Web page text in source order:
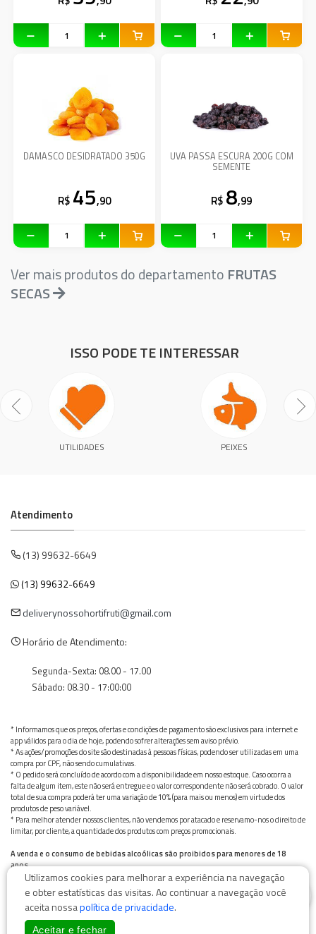
DAMASCO DESIDRATADO 350G
R$ 45,90
UVA PASSA ESCURA 200G COM
SEMENTE
R$ 8,99
Ver mais produtos do departamento FRUTAS
SECAS
ISSO PODE TE INTERESSAR
UTILIDADES PEIXES
Atendimento
(13) 99632-6649
(13) 99632-6649
deliverynossohortifruti@gmail.com
Horário de Atendimento:
Segunda-Sexta: 08.00 - 17.00
Sábado: 08.30 - 17:00:00
* Informamos que os preços, ofertas e condições de pagamento são exclusivos para internet e
app válidos para o dia de hoje, podendo sofrer alterações sem aviso prévio.
* As ações/promoções do site são destinadas à pessoas físicas, podendo ser utilizadas em uma
compra por CPF, não sendo cumulativas.
* O pedido será concluído de acordo com a disponibilidade em nosso estoque. Caso ocorra a
falta de algum item, este não será entregue e o valor correspondente não será cobrado. O valor
total de sua compra poderá ter uma variação de 10% (para mais ou menos) em virtude dos
produtos de peso variável.
* Para melhor atender nossos clientes, não vendemos por atacado e reservamo-nos o direito de
limitar, por cliente, a quantidade dos produtos com preços promocionais.
A venda e o consumo de bebidas alcoólicas são proibidos para menores de 18
anos.
Bebida alcoólica pode causar dependência química e, em excesso, provoca graves males à saúde.
Beba com moderação
Utilizamos cookies para melhorar a experiência na navegação
e obter estatísticas das visitas. Ao continuar a navegação você
aceita nossapolítica de privacidade.
Aceitar e fechar